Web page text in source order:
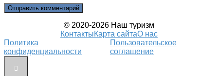
© 2020-2026 Наш туризм
КонтактыКарта сайтаО нас
Политика
конфиденциальности
Пользовательское
соглашение